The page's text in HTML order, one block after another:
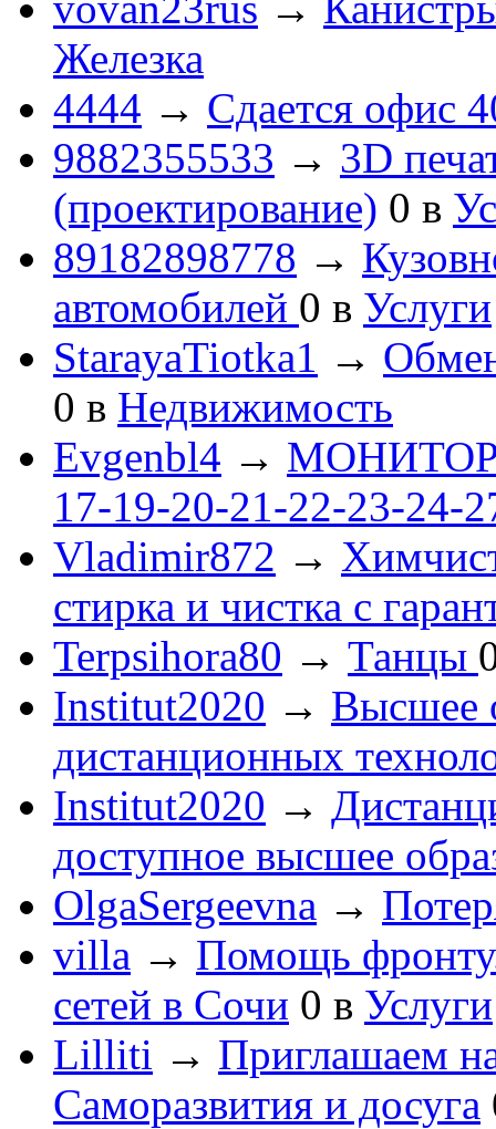
Железка
4444 → Сдается офис
9882355533 → 3D
(проектирование) 0 в
89182898778 →
автомобилей 0 в Услуги
StarayaTiotka1 →
0 в Недвижимость
Evgenbl4 → МОНИТОРЫ
17-19-20-21-22-23-24-
Vladimir872 →
стирка и чистка с
Terpsihora80 → Танцы
Institut2020 → Высшее
дистанционных
Institut2020 →
доступное высшее
OlgaSergeevna →
villa → Помощь
сетей в Сочи 0 в Услуги
Lilliti → Приглашаем
Саморазвития и досуга